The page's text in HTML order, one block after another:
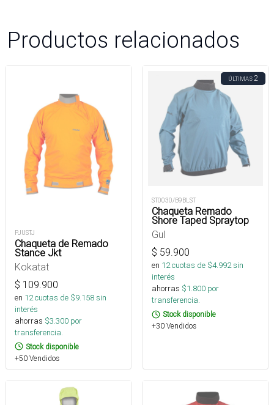
Productos relacionados
PJUSTJ
Chaqueta de Remado
Stance Jkt
Kokatat
$ 109.900
en 12cuotas de $9.158sin
interés
ahorras $3.300 por
transferencia.
Stock disponible
+50 Vendidos
ÚLTIMAS2
ST0030/B9BLST
Chaqueta Remado
Shore Taped Spraytop
Gul
$ 59.900
en 12cuotas de $4.992sin
interés
ahorras $1.800 por
transferencia.
Stock disponible
+30 Vendidos